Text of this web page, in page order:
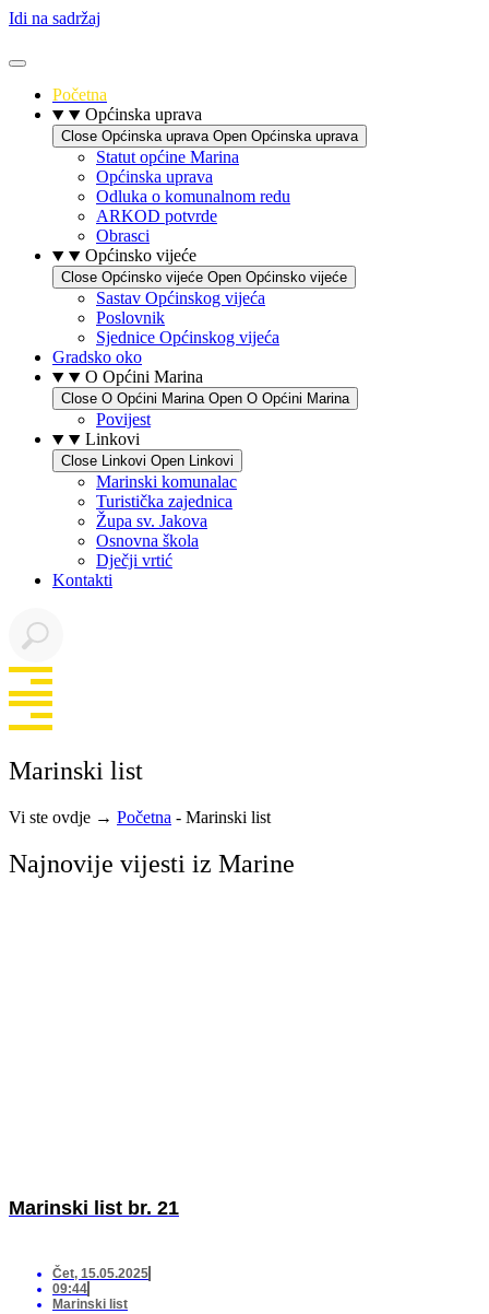
Idi na sadržaj
Početna
Općinska uprava
Close Općinska uprava Open Općinska uprava
Statut općine Marina
Općinska uprava
Odluka o komunalnom redu
ARKOD potvrde
Obrasci
Općinsko vijeće
Close Općinsko vijeće Open Općinsko vijeće
Sastav Općinskog vijeća
Poslovnik
Sjednice Općinskog vijeća
Gradsko oko
O Općini Marina
Close O Općini Marina Open O Općini Marina
Povijest
Linkovi
Close Linkovi Open Linkovi
Marinski komunalac
Turistička zajednica
Župa sv. Jakova
Osnovna škola
Dječji vrtić
Kontakti
Marinski list
Vi ste ovdje → Početna - Marinski list
Najnovije vijesti iz Marine
Marinski list br. 21
Čet, 15.05.2025
09:44
Marinski list